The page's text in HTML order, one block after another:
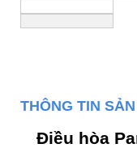
THÔNG TIN
Điều hòa